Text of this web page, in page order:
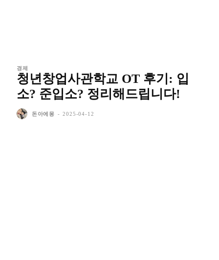
경제
청년창업사관학교 OT 후기: 입
소? 준입소? 정리해드립니다!
돈아에몽 - 2025-04-12